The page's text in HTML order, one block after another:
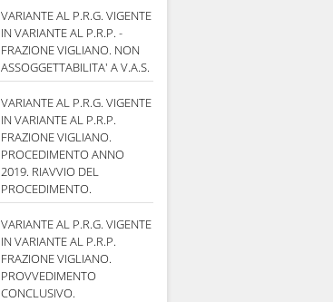
VARIANTE AL P.R.G. VIGENTE
IN VARIANTE AL P.R.P. -
FRAZIONE VIGLIANO. NON
ASSOGGETTABILITA' A V.A.S.
VARIANTE AL P.R.G. VIGENTE
IN VARIANTE AL P.R.P.
FRAZIONE VIGLIANO.
PROCEDIMENTO ANNO
2019. RIAVVIO DEL
PROCEDIMENTO.
VARIANTE AL P.R.G. VIGENTE
IN VARIANTE AL P.R.P.
FRAZIONE VIGLIANO.
PROVVEDIMENTO
CONCLUSIVO.